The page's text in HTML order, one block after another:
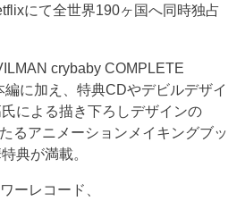
にて全世界190ヶ国へ同時独占
crybaby COMPLETE
に加え、特典CDやデビルデザイ
による描き下ろしデザインの
るアニメーションメイキングブッ
典が満載。
ーレコード、